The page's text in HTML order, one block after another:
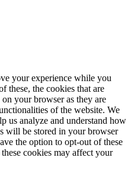
your experience while you
these, the cookies that are
on your browser as they are
of the website. We
us analyze and understand how
will be stored in your browser
the option to opt-out of these
cookies may affect your